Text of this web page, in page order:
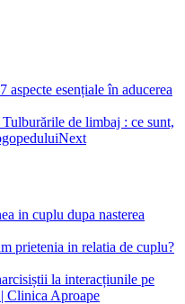
aspecte esențiale în aducerea
de limbaj : ce sunt,
Next
in cuplu dupa nasterea
prietenia in relatia de cuplu?
la interacțiunile pe
Clinica Aproape